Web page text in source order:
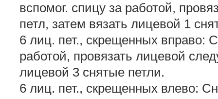
вспомог. спицу за работой,
петл, затем вязать лицевой 1
6 лиц. пет., скрещенных вправо:
работой, провязать лицевой
лицевой 3 снятые петли.
6 лиц. пет., скрещенных влево: